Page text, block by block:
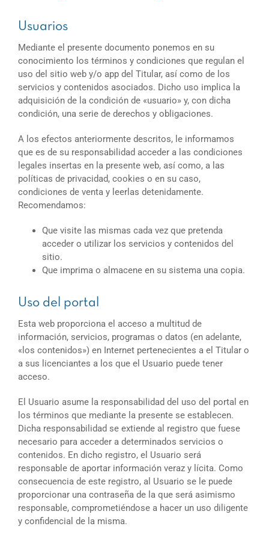
Usuarios
Mediante el presente documento ponemos en su
conocimiento los términos y condiciones que regulan el
uso del sitio web y/o app del Titular, así como de los
servicios y contenidos asociados. Dicho uso implica la
adquisición de la condición de «usuario» y, con dicha
condición, una serie de derechos y obligaciones.
A los efectos anteriormente descritos, le informamos
que es de su responsabilidad acceder a las condiciones
legales insertas en la presente web, así como, a las
políticas de privacidad, cookies o en su caso,
condiciones de venta y leerlas detenidamente.
Recomendamos:
Que visite las mismas cada vez que pretenda
acceder o utilizar los servicios y contenidos del
sitio.
Que imprima o almacene en su sistema una copia.
Uso del portal
Esta web proporciona el acceso a multitud de
información, servicios, programas o datos (en adelante,
«los contenidos») en Internet pertenecientes a el Titular o
a sus licenciantes a los que el Usuario puede tener
acceso.
El Usuario asume la responsabilidad del uso del portal en
los términos que mediante la presente se establecen.
Dicha responsabilidad se extiende al registro que fuese
necesario para acceder a determinados servicios o
contenidos. En dicho registro, el Usuario será
responsable de aportar información veraz y lícita. Como
consecuencia de este registro, al Usuario se le puede
proporcionar una contraseña de la que será asimismo
responsable, comprometiéndose a hacer un uso diligente
y confidencial de la misma.